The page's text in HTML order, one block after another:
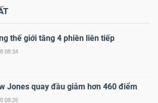
thế giới tăng 4 phiên liên tiếp
08:34
Jones quay đầu giảm hơn 460 điểm
08:26